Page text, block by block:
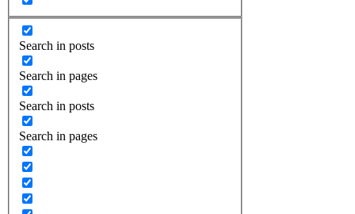
Search in posts
Search in pages
Search in posts
Search in pages